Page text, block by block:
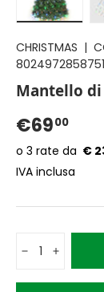
CHRISTMAS |
8024972858751
Mantello
€6900
€
IVA inclusa
-
+